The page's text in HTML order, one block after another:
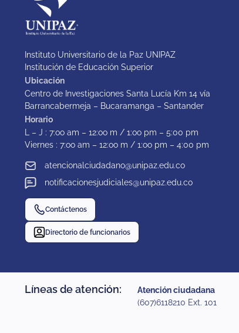
Instituto Universitario de la Paz UNIPAZ
Institución de Educación Superior
Ubicación
Centro de Investigaciones Santa Lucía Km 14 vía
Barrancabermeja – Bucaramanga – Santander
Horario
L – J : 7:oo am – 12:oo m / 1:oo pm – 5:00 pm
Viernes : 7:oo am – 12:oo m / 1:oo pm – 4:00 pm
atencionalciudadano@unipaz.edu.co
notificacionesjudiciales@unipaz.edu.co
Contáctenos
Directorio de funcionarios
Líneas de atención:
Atención ciudadana
(607)6118210 Ext. 101